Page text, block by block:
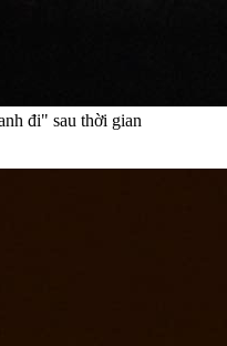
đi" sau thời gian